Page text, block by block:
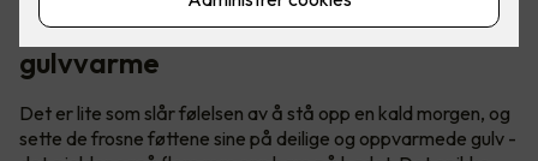
Få varmen i kalde tær med
gulvvarme
Det er lite som slår følelsen av å stå opp en kald morgen, og
sette de frosne føttene sine på deilige og oppvarmede gulv -